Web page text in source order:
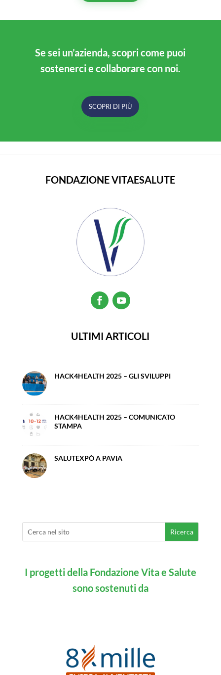
Se sei un’azienda, scopri come puoi
sostenerci e collaborare con noi.
SCOPRI DI PIÙ
FONDAZIONE VITAESALUTE
ULTIMI ARTICOLI
HACK4HEALTH 2025 – GLI SVILUPPI
HACK4HEALTH 2025 – COMUNICATO
STAMPA
SALUTEXPÒ A PAVIA
I progetti della Fondazione Vita e Salute
sono sostenuti da